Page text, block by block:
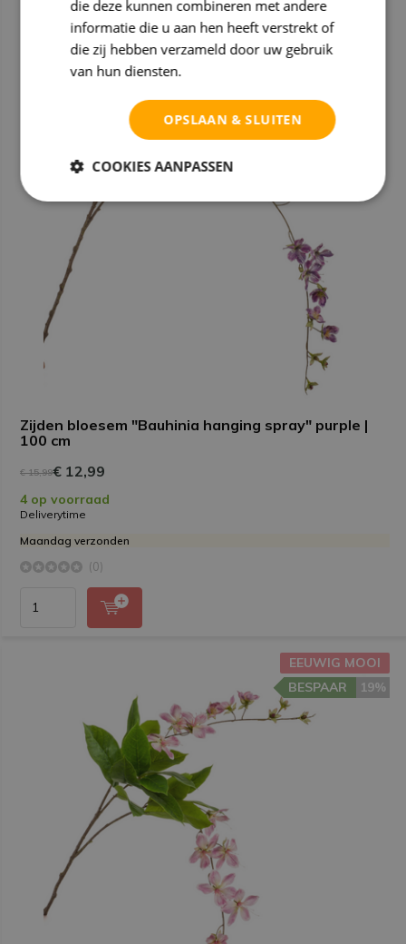
Zijden bloesem "Bauhinia hanging spray" purple |
100 cm
€ 15,99€ 12,99
4 op voorraad
Deliverytime
Maandag verzonden
(0)
EEUWIG MOOI
19%
BESPAAR
die deze kunnen combineren met andere
informatie die u aan hen heeft verstrekt of
die zij hebben verzameld door uw gebruik
van hun diensten.
OPSLAAN & SLUITEN
COOKIES AANPASSEN